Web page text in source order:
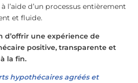
l’aide d’un processus entièrement
et fluide.
d’offrir une expérience de
positive, transparente et
la fin.
hypothécaires agréés et